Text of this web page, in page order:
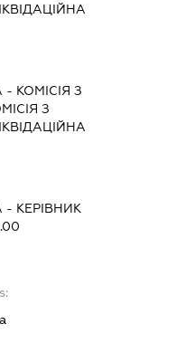
- КОМІСІЯ З
З
- КЕРІВНИК